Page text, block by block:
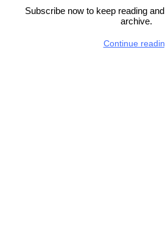
Subscribe now to keep reading
archive.
Continue